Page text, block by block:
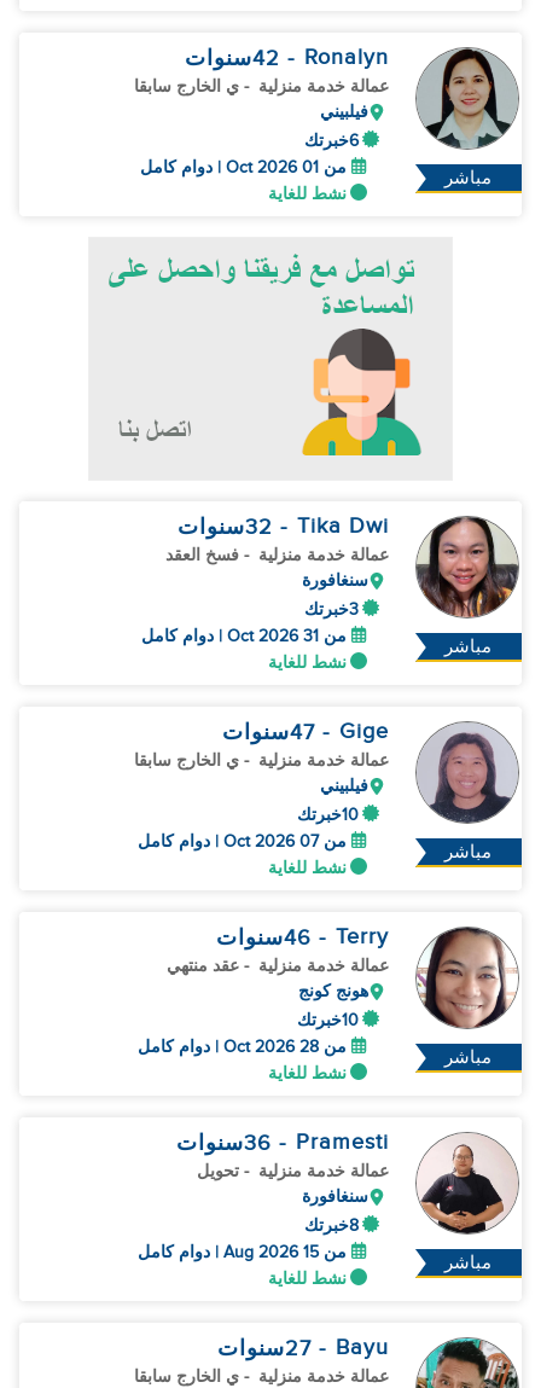
مباشر
Ronalyn
- 42 سنوات
عمالة خدمة منزلية - ي الخارج سابقا
فيلبيني
6خبرتك
من 01 Oct 2026 | دوام كامل
نشط للغاية
مباشر
Tika Dwi
- 32 سنوات
عمالة خدمة منزلية - فسخ العقد
سنغافورة
3خبرتك
من 31 Oct 2026 | دوام كامل
نشط للغاية
مباشر
Gige
- 47 سنوات
عمالة خدمة منزلية - ي الخارج سابقا
فيلبيني
10خبرتك
من 07 Oct 2026 | دوام كامل
نشط للغاية
مباشر
Terry
- 46 سنوات
عمالة خدمة منزلية - عقد منتهي
هونج كونج
10خبرتك
من 28 Oct 2026 | دوام كامل
نشط للغاية
مباشر
Pramesti
- 36 سنوات
عمالة خدمة منزلية - تحويل
سنغافورة
8خبرتك
من 15 Aug 2026 | دوام كامل
نشط للغاية
Bayu
- 27 سنوات
عمالة خدمة منزلية - ي الخارج سابقا